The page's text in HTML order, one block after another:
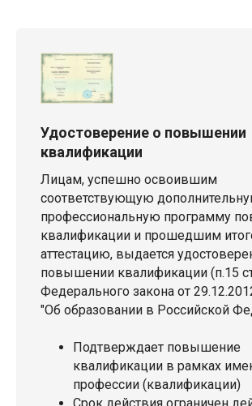
Удостоверение о повышении
квалификации
Лицам, успешно освоившим
соответствующую
профессиональную программу
квалификации и прошедшим
аттестацию, выдается
повышении квалификации (п.15
Федерального закона от
"Об образовании в Российской
Подтверждает повышение
квалификации в рамках
профессии (квалификации)